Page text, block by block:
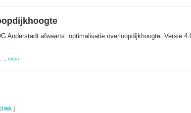
Anderstadt afwaarts: optimalisatie overloopdijkhoogte. Versie
, meer
]